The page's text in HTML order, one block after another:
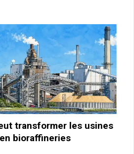
transformer les usines
bioraffineries